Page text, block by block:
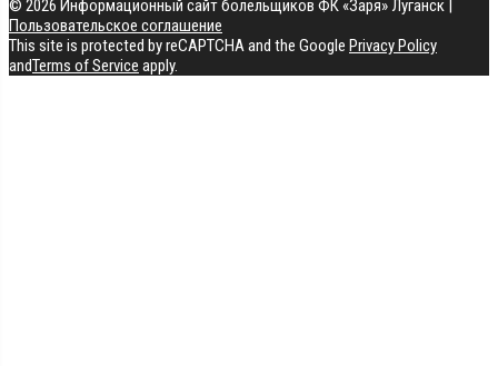
© 2026 Информационный сайт болельщиков ФК «Заря» Луганск
Пользовательское соглашение
This site is protected by reCAPTCHA and the Google Privacy Policy
andTerms of Service apply.